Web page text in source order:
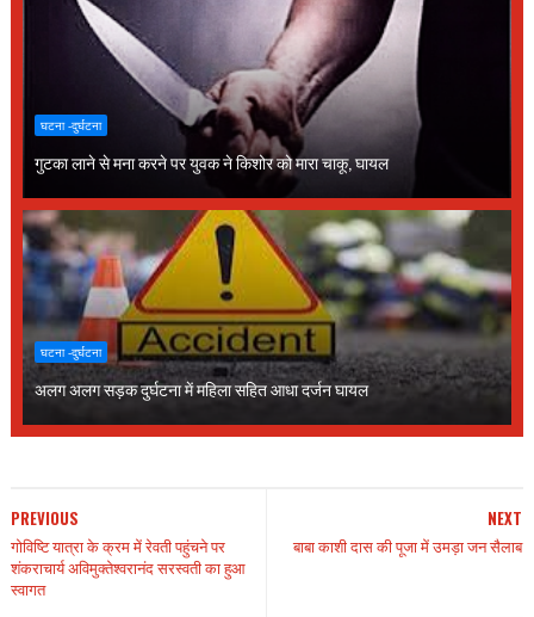
घटना -दुर्घटना
गुटका लाने से मना करने पर युवक ने किशोर को मारा चाकू, घायल
घटना -दुर्घटना
अलग अलग सड़क दुर्घटना में महिला सहित आधा दर्जन घायल
NEXT
बाबा काशी दास की पूजा में उमड़ा जन सैलाब
PREVIOUS
गोविष्टि यात्रा के क्रम में रेवती पहुंचने पर
शंकराचार्य अविमुक्तेश्वरानंद सरस्वती का हुआ
स्वागत